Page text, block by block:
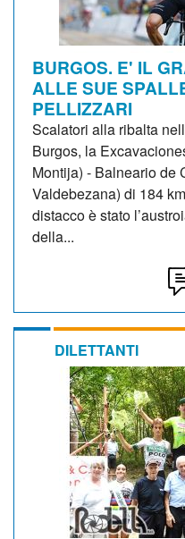
BURGOS. E' IL
ALLE SUE
PELLIZZARI
Scalatori alla ribalta
Burgos, la
Montija) - Balneario de
Valdebezana) di 184
distacco è stato
della...
DILETTANTI